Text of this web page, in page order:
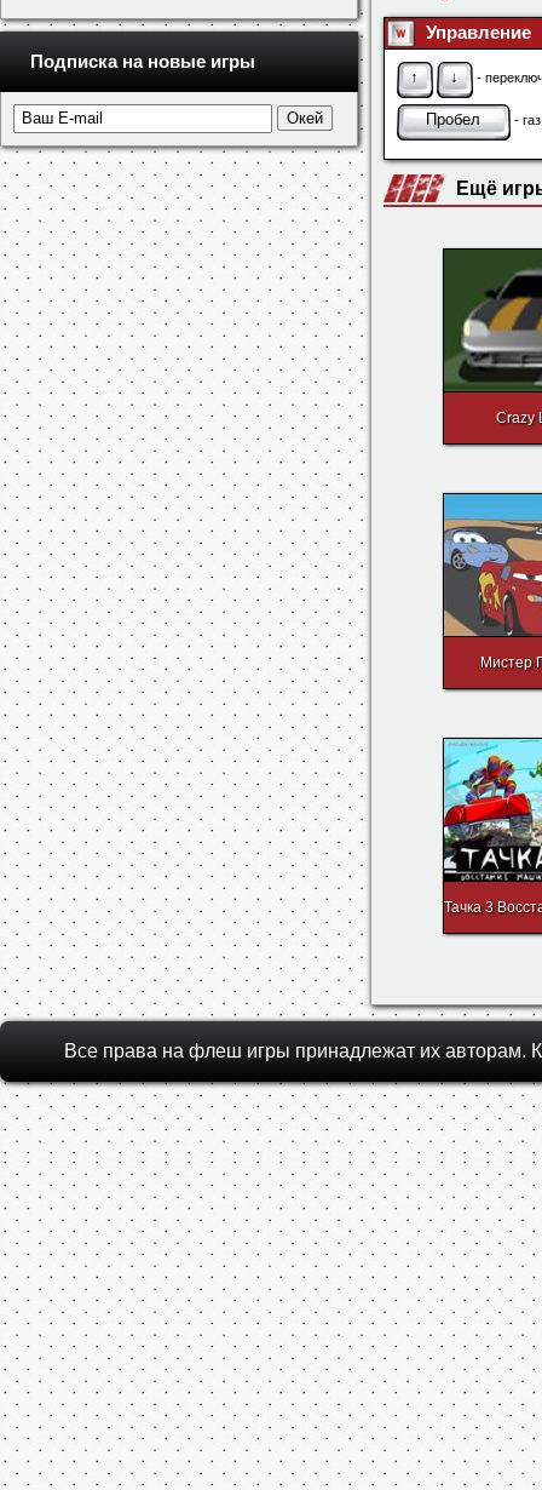
Подписка на новые игры
Управление
↑ ↓ -
Пробел -
Ещё
Crazy
Мистер
Тачка 3
Все права на флеш игры принадлежат их авторам.